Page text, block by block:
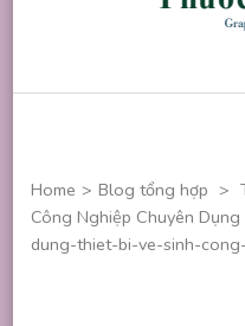
Home > Blog tổng hợp >
Công Nghiệp Chuyên
dung-thiet-bi-ve-sinh-